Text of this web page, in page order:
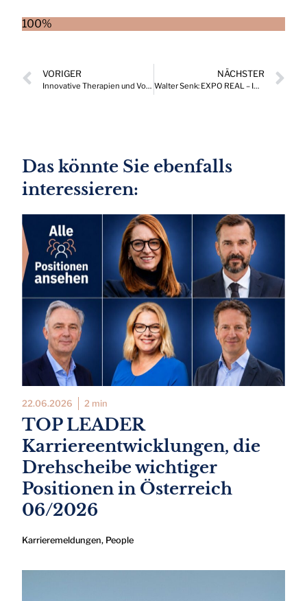
100%
VORIGER
Innovative Therapien und Vorsorgemaßnahmen bei Krebserkrankungen
NÄCHSTER
Walter Senk: EXPO REAL – Immobilienfachmesse im Zeichen der Digitalisierung
Das könnte Sie ebenfalls
interessieren:
22.06.2026 2 min
TOP LEADER
Karriereentwicklungen, die
Drehscheibe wichtiger
Positionen in Österreich
06/2026
Karrieremeldungen, People